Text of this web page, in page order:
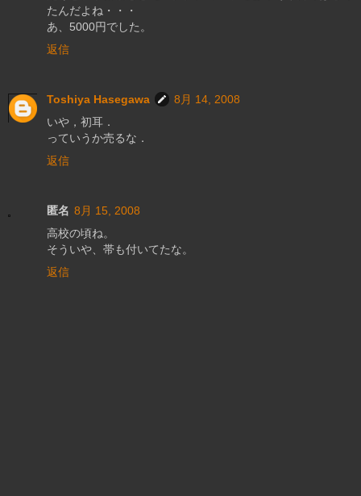
たんだよね・・・
あ、5000円でした。
返信
Toshiya Hasegawa
8月 14, 2008
いや，初耳．
っていうか売るな．
返信
匿名 8月 15, 2008
高校の頃ね。
そういや、帯も付いてたな。
返信